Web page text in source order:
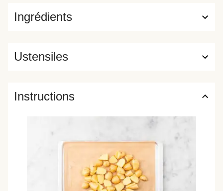
Ingrédients
Ustensiles
Instructions